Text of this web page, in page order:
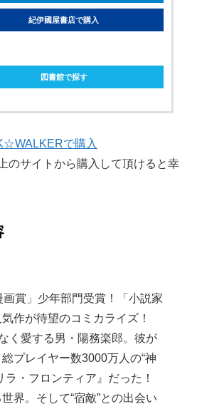
紀伊國屋書店で購入
図書館で探す
で購入
のサイトから購入して頂けると幸
賞」少年部門受賞！「小説家
作が待望のコミカライズ！
く愛する男・陽務楽郎。彼が
プレイヤー数3000万人の“神
ラ・フロンティア』だった！
界。そして“宿敵”との出会い